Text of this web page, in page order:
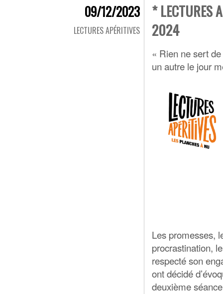
09/12/2023
LECTURES APÉRITIVES
* LECTURES
2024
« Rien ne sert
un autre le jour
Les promesses,
procrastination,
respecté son
ont décidé
deuxième